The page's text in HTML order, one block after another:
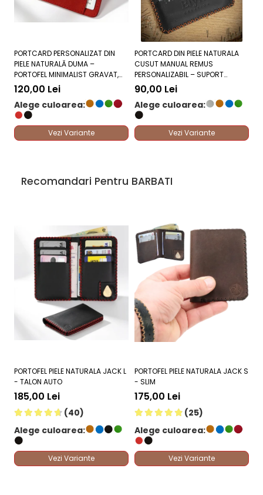
PORTCARD PERSONALIZAT DIN
PIELE NATURALĂ DUMA –
PORTOFEL MINIMALIST GRAVAT,
DIVERSE CULORI
120,00 Lei
Alege culoarea:
Vezi Variante
PORTCARD DIN PIELE NATURALA
CUSUT MANUAL REMUS
PERSONALIZABIL – SUPORT
CARDURI PLAT, DIVERSE CULORI
90,00 Lei
Alege culoarea:
Vezi Variante
Recomandari Pentru BARBATI
PORTOFEL PIELE NATURALA JACK L
- TALON AUTO
185,00 Lei
(40)
Alege culoarea:
Vezi Variante
PORTOFEL PIELE NATURALA JACK S
- SLIM
175,00 Lei
(25)
Alege culoarea:
Vezi Variante